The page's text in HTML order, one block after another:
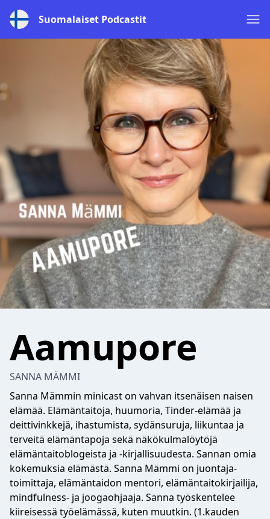
Suomalaiset Podcastit
Aamupore
SANNA MÄMMI
Sanna Mämmin minicast on vahvan itsenäisen naisen
elämää. Elämäntaitoja, huumoria, Tinder-elämää ja
deittivinkkejä, ihastumista, sydänsuruja, liikuntaa ja
terveitä elämäntapoja sekä näkökulmalöytöjä
elämäntaitoblogeista ja -kirjallisuudesta. Sannan omia
kokemuksia elämästä. Sanna Mämmi on juontaja-
toimittaja, elämäntaidon mentori, elämäntaitokirjailija,
mindfulness- ja joogaohjaaja. Sanna työskentelee
kiireisessä työelämässä, kuten muutkin. (1.kauden